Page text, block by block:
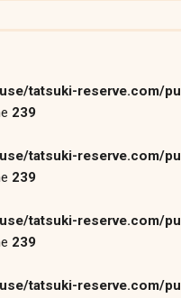
tatsuki-reserve.com/
239
tatsuki-reserve.com/
239
tatsuki-reserve.com/
239
tatsuki-reserve.com/